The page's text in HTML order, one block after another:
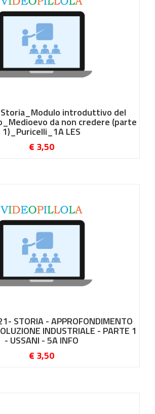
introduttivo del
da non credere (parte
1)_Puricelli_1A LES
€ 3,50
STORIA - APPROFONDIMENTO
INDUSTRIALE - PARTE 1
- USSANI - 5A INFO
€ 3,50